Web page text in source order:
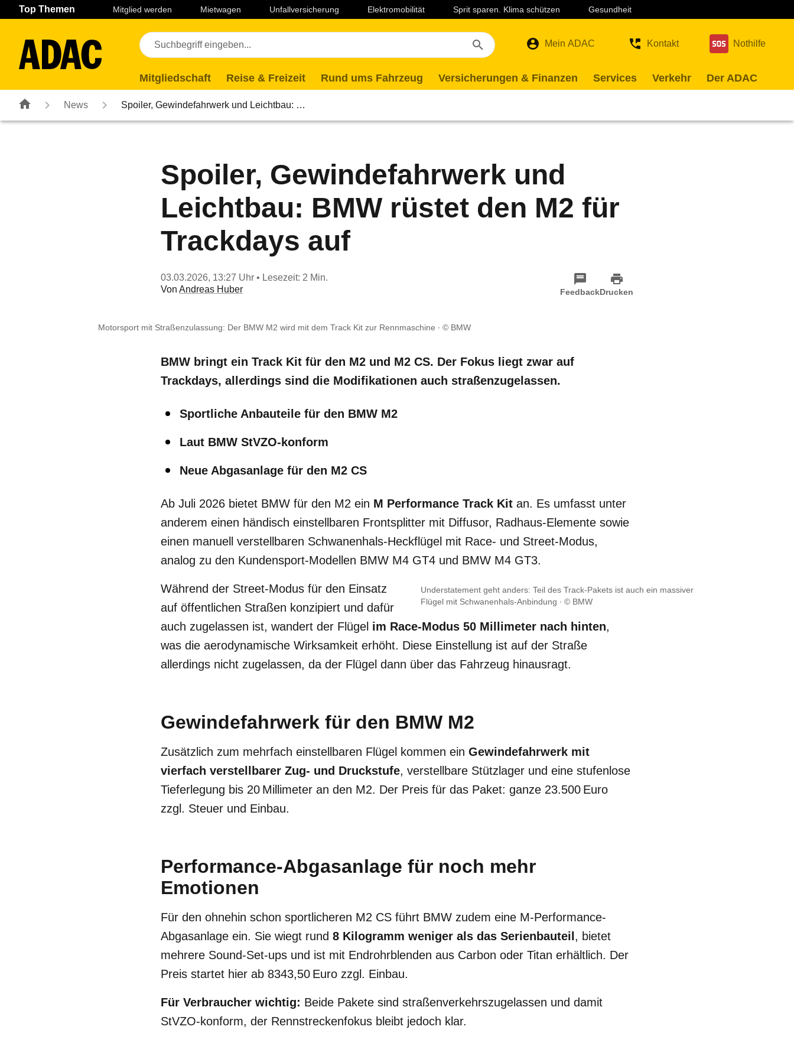
Navigation Seiteninhalt Fußzeile
Top Themen Mitglied werden Mietwagen Unfallversicherung Elektromobilität Sprit sparen. Klima schützen Gesundheit
Mein ADAC Kontakt Nothilfe
Mitgliedschaft Reise & Freizeit Rund ums Fahrzeug Versicherungen & Finanzen Services Verkehr Der ADAC
News Spoiler, Gewindefahrwerk und Leichtbau: …
Spoiler, Gewindefahrwerk und
Leichtbau: BMW rüstet den M2 für
Trackdays auf
03.03.2026, 13:27 Uhr • Lesezeit: 2 Min.
Von Andreas Huber FeedbackDrucken
Motorsport mit Straßenzulassung: Der BMW M2 wird mit dem Track Kit zur Rennmaschine © BMW
BMW bringt ein Track Kit für den M2 und M2 CS. Der Fokus liegt zwar auf
Trackdays, allerdings sind die Modifikationen auch straßenzugelassen.
Sportliche Anbauteile für den BMW M2
Laut BMW StVZO-konform
Neue Abgasanlage für den M2 CS
Ab Juli 2026 bietet BMW für den M2 ein M Performance Track Kit an. Es umfasst unter
anderem einen händisch einstellbaren Frontsplitter mit Diffusor, Radhaus-Elemente sowie
einen manuell verstellbaren Schwanenhals-Heckflügel mit Race- und Street-Modus,
analog zu den Kundensport-Modellen BMW M4 GT4 und BMW M4 GT3.
Understatement geht anders: Teil des Track-Pakets ist auch ein massiver
Flügel mit Schwanenhals-Anbindung
© BMW
Während der Street-Modus für den Einsatz
auf öffentlichen Straßen konzipiert und dafür
auch zugelassen ist, wandert der Flügel im Race-Modus 50 Millimeter nach hinten,
was die aerodynamische Wirksamkeit erhöht. Diese Einstellung ist auf der Straße
allerdings nicht zugelassen, da der Flügel dann über das Fahrzeug hinausragt.
Gewindefahrwerk für den BMW M2
Zusätzlich zum mehrfach einstellbaren Flügel kommen ein Gewindefahrwerk mit
vierfach verstellbarer Zug- und Druckstufe, verstellbare Stützlager und eine stufenlose
Tieferlegung bis 20 Millimeter an den M2. Der Preis für das Paket: ganze 23.500 Euro
zzgl. Steuer und Einbau.
Performance-Abgasanlage für noch mehr
Emotionen
Für den ohnehin schon sportlicheren M2 CS führt BMW zudem eine M-Performance-
Abgasanlage ein. Sie wiegt rund 8 Kilogramm weniger als das Serienbauteil , bietet
mehrere Sound-Set-ups und ist mit Endrohrblenden aus Carbon oder Titan erhältlich. Der
Preis startet hier ab 8343,50 Euro zzgl. Einbau.
Für Verbraucher wichtig: Beide Pakete sind straßenverkehrszugelassen und damit
StVZO-konform, der Rennstreckenfokus bleibt jedoch klar.